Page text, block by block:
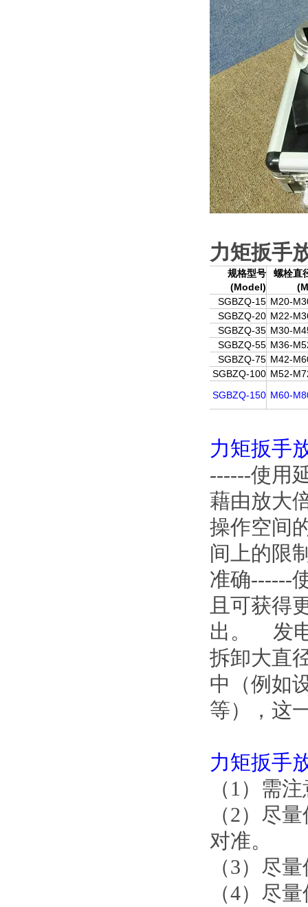
力矩扳手
规格型号
(Model)
螺栓直
SGBZQ-15 M20-
SGBZQ-20 M22-
SGBZQ-35 M30-
SGBZQ-55 M36-
SGBZQ-75 M42-
SGBZQ-100 M52-
SGBZQ-150 M60-
力矩扳手
------使用
藉由放大
操作空间
间上的限制
准确------
且可获得
出。 发
拆卸大直
中（例如
等），这
力矩扳手
（1）需
（2）尽
对准。
（3）尽
（4）尽